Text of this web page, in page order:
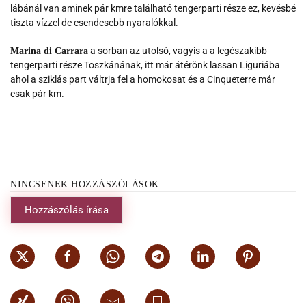
lábánál van aminek pár kmre található tengerparti része ez, kevésbé
tiszta vízzel de csendesebb nyaralókkal.
Marina di Carrara a sorban az utolsó, vagyis a a legészakibb
tengerparti része Toszkánának, itt már átérönk lassan Liguriába
ahol a sziklás part váltrja fel a homokosat és a Cinqueterre már
csak pár km.
NINCSENEK HOZZÁSZÓLÁSOK
Hozzászólás írása